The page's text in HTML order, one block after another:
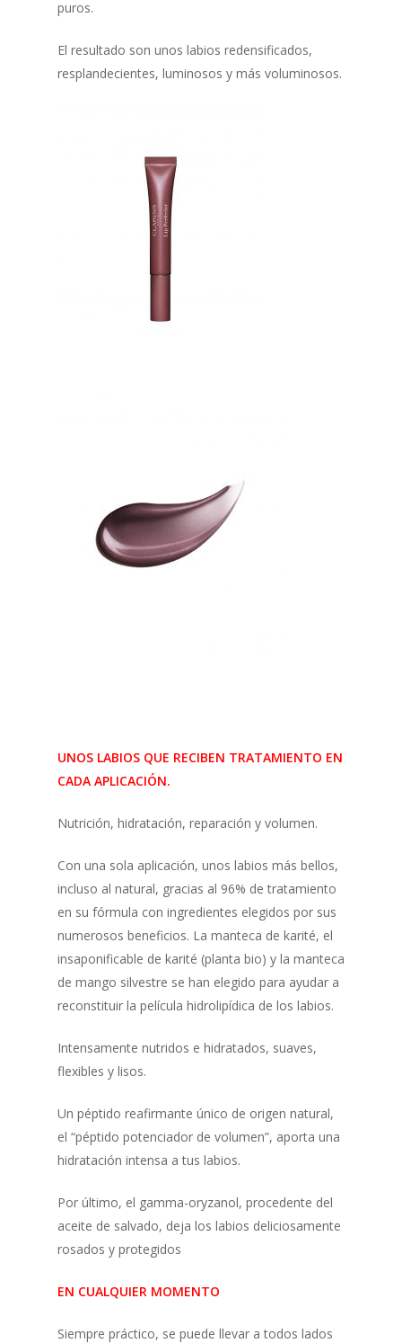
puros.
El resultado son unos labios redensificados,
resplandecientes, luminosos y más voluminosos.
UNOS LABIOS QUE RECIBEN TRATAMIENTO EN
CADA APLICACIÓN.
Nutrición, hidratación, reparación y volumen.
Con una sola aplicación, unos labios más bellos,
incluso al natural, gracias al 96% de tratamiento
en su fórmula con ingredientes elegidos por sus
numerosos beneficios. La manteca de karité, el
insaponificable de karité (planta bio) y la manteca
de mango silvestre se han elegido para ayudar a
reconstituir la película hidrolipídica de los labios.
Intensamente nutridos e hidratados, suaves,
flexibles y lisos.
Un péptido reafirmante único de origen natural,
el “péptido potenciador de volumen”, aporta una
hidratación intensa a tus labios.
Por último, el gamma-oryzanol, procedente del
aceite de salvado, deja los labios deliciosamente
rosados y protegidos
EN CUALQUIER MOMENTO
Siempre práctico, se puede llevar a todos lados